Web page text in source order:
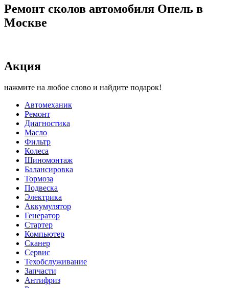
Ремонт сколов автомобиля Опель в
Москве
Акция
нажмите на любое слово и найдите подарок!
Автомеханик
Ремонт
Диагностика
Масло
Фильтр
Колеса
Шиномонтаж
Балансировка
Тормоза
Подвеска
Электрика
Аккумулятор
Генератор
Стартер
Компьютер
Сканер
Сервис
Техобслуживание
Запчасти
Антифриз